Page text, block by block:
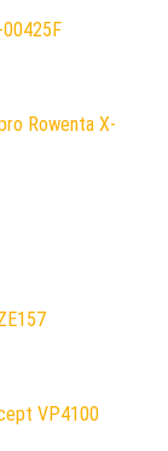
00425F
Rowenta X-
VP4100